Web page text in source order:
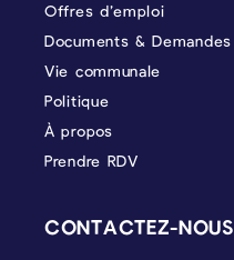
Offres d’emploi
Documents & Demandes
Vie communale
Politique
À propos
Prendre RDV
CONTACTEZ-NOUS